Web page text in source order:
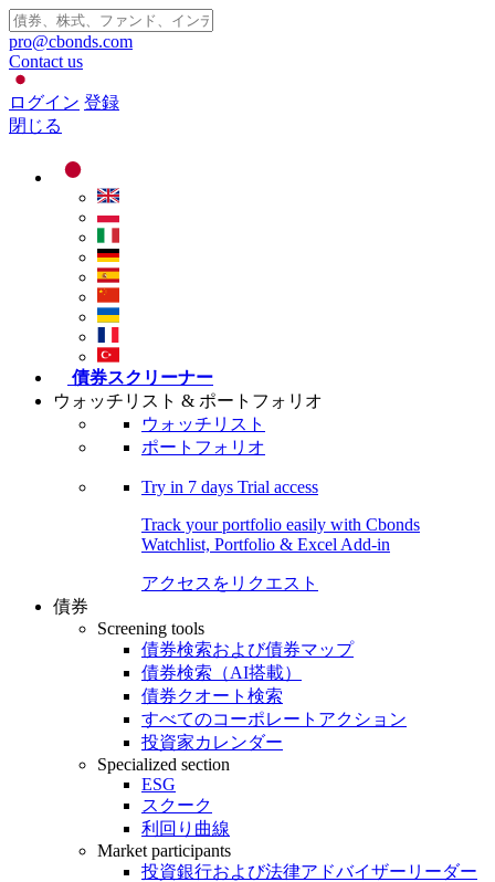
pro@cbonds.com
Contact us
ログイン 登録
閉じる
債券スクリーナー
ウォッチリスト & ポートフォリオ
ウォッチリスト
ポートフォリオ
Try in 7 days Trial access
Track your portfolio easily with Cbonds
Watchlist, Portfolio & Excel Add-in
アクセスをリクエスト
債券
Screening tools
債券検索および債券マップ
債券検索（AI搭載）
債券クオート検索
すべてのコーポレートアクション
投資家カレンダー
Specialized section
ESG
スクーク
利回り曲線
Market participants
投資銀行および法律アドバイザーリーダー